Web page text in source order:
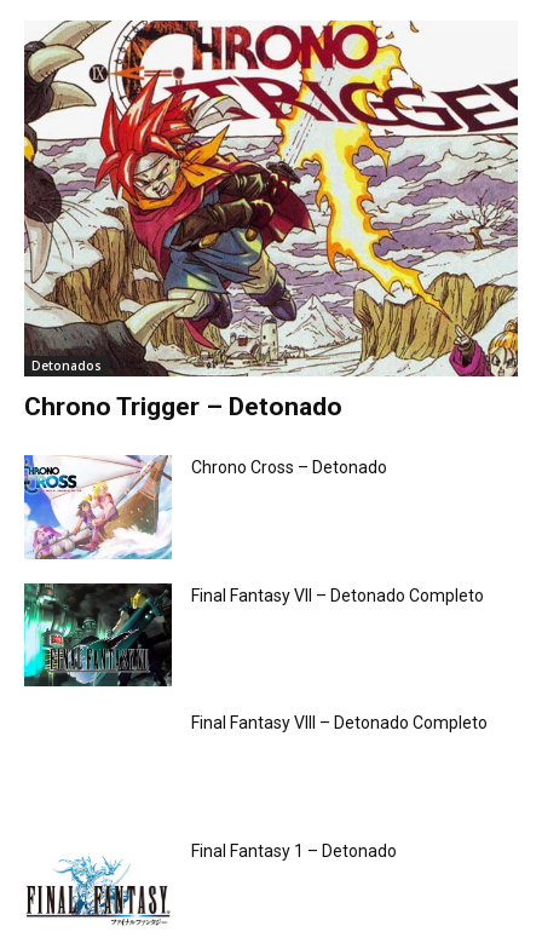
Detonados
Chrono Trigger – Detonado
Chrono Cross – Detonado
Final Fantasy VII – Detonado Completo
Final Fantasy VIII – Detonado Completo
Final Fantasy 1 – Detonado